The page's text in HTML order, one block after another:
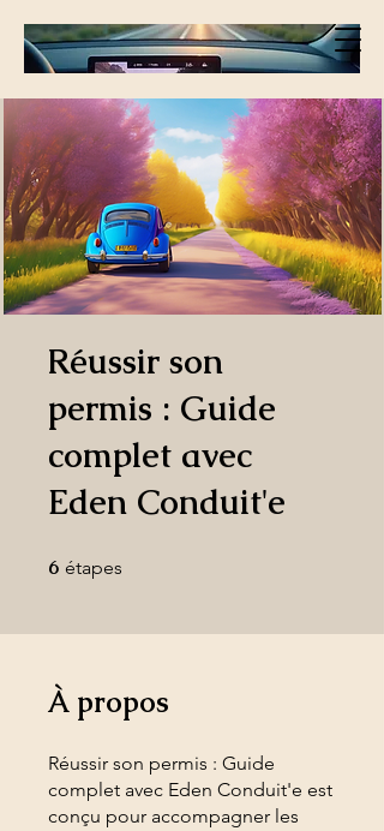
Réussir son
permis : Guide
complet avec
Eden Conduit'e
6 étapes
À propos
Réussir son permis : Guide
complet avec Eden Conduit'e est
conçu pour accompagner les